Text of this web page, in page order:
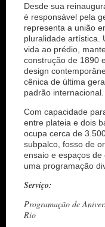
Desde sua
é responsável pela
representa a união
pluralidade artística.
vida ao prédio,
construção de 1890
design
cênica de última
padrão internacional.
Com capacidade
entre plateia e dois
ocupa cerca de
subpalco, fosso de
ensaio e espaços
uma programação
Serviço:
Programação de
Rio